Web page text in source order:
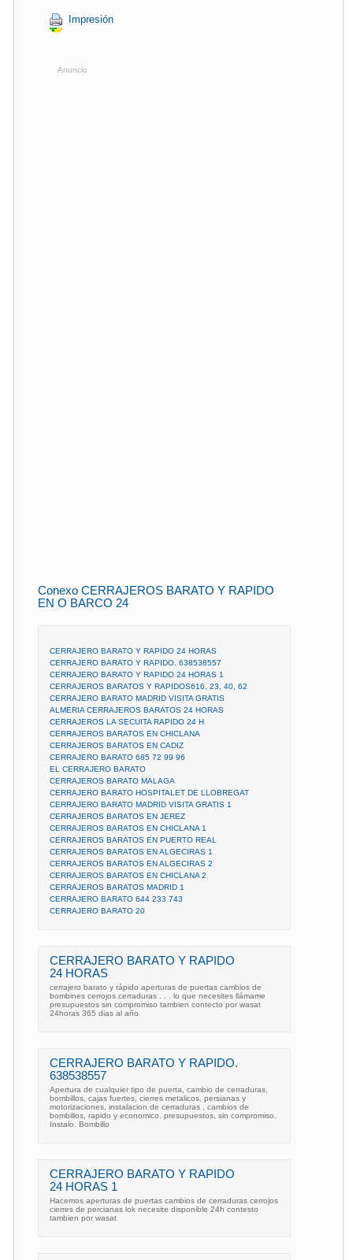
Impresión
Anuncio
Conexo CERRAJEROS BARATO Y RAPIDO
EN O BARCO 24
CERRAJERO BARATO Y RAPIDO 24 HORAS
CERRAJERO BARATO Y RAPIDO. 638538557
CERRAJERO BARATO Y RAPIDO 24 HORAS 1
CERRAJEROS BARATOS Y RAPIDOS616, 23, 40, 62
CERRAJERO BARATO MADRID VISITA GRATIS
ALMERIA CERRAJEROS BARATOS 24 HORAS
CERRAJEROS LA SECUITA RAPIDO 24 H
CERRAJEROS BARATOS EN CHICLANA
CERRAJEROS BARATOS EN CADIZ
CERRAJERO BARATO 685 72 99 96
EL CERRAJERO BARATO
CERRAJEROS BARATO MALAGA
CERRAJERO BARATO HOSPITALET DE LLOBREGAT
CERRAJERO BARATO MADRID VISITA GRATIS 1
CERRAJEROS BARATOS EN JEREZ
CERRAJEROS BARATOS EN CHICLANA 1
CERRAJEROS BARATOS EN PUERTO REAL
CERRAJEROS BARATOS EN ALGECIRAS 1
CERRAJEROS BARATOS EN ALGECIRAS 2
CERRAJEROS BARATOS EN CHICLANA 2
CERRAJEROS BARATOS MADRID 1
CERRAJERO BARATO 644 233 743
CERRAJERO BARATO 20
CERRAJERO BARATO Y RAPIDO
24 HORAS
cerrajero barato y rápido aperturas de puertas cambios de
bombines cerrojos cerraduras . . . lo que necesites llámame
presupuestos sin compromiso tambien contecto por wasat
24horas 365 dias al año
CERRAJERO BARATO Y RAPIDO.
638538557
Apertura de cualquier tipo de puerta, cambio de cerraduras,
bombillos, cajas fuertes, cierres metalicos, persianas y
motorizaciones, instalacion de cerraduras , cambios de
bombillos, rapido y economico. presupuestos, sin compromiso.
Instalo. Bombillo
CERRAJERO BARATO Y RAPIDO
24 HORAS 1
Hacemos aperturas de puertas cambios de cerraduras cerrojos
cierres de percianas lok necesite disponible 24h contesto
tambien por wasat